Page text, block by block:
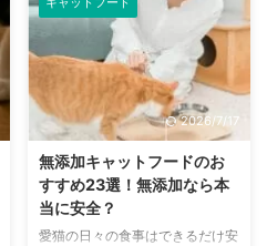
2026/7/17
無添加キャットフードのお
すすめ23選！無添加なら本
当に安全？
愛猫の日々の食事はできるだけ安